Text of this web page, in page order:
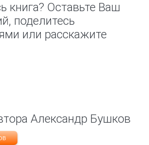
книга? Оставьте Ваш
поделитесь
или расскажите
Александр Бушков